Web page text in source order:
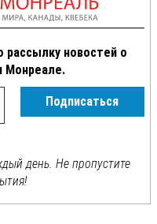
новостей о
Монреале.
день. Не пропустите